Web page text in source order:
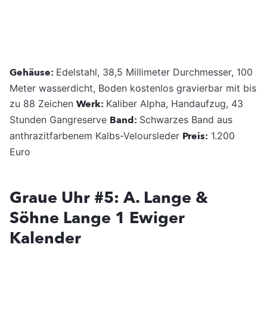
Gehäuse: Edelstahl, 38,5 Millimeter Durchmesser, 100
Meter wasserdicht, Boden kostenlos gravierbar mit bis
zu 88 Zeichen Werk: Kaliber Alpha, Handaufzug, 43
Stunden Gangreserve Band: Schwarzes Band aus
anthrazitfarbenem Kalbs-Veloursleder Preis: 1.200
Euro
Graue Uhr #5: A. Lange &
Söhne Lange 1 Ewiger
Kalender